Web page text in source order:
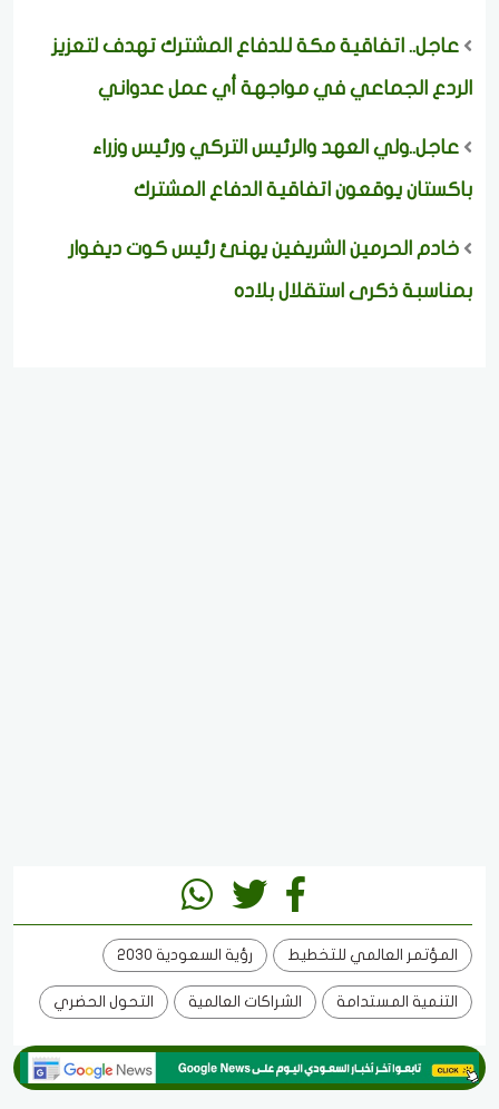
عاجل.. اتفاقية مكة للدفاع المشترك تهدف لتعزيز
الردع الجماعي في مواجهة أي عمل عدواني
عاجل..ولي العهد والرئيس التركي ورئيس وزراء
باكستان يوقعون اتفاقية الدفاع المشترك
خادم الحرمين الشريفين يهنئ رئيس كوت ديفوار
بمناسبة ذكرى استقلال بلاده
المؤتمر العالمي للتخطيط رؤية السعودية 2030
التنمية المستدامة الشراكات العالمية التحول الحضري